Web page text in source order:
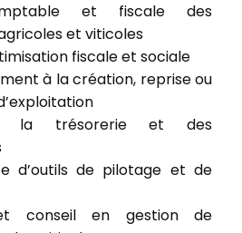
et fiscale des
et viticoles
fiscale et sociale
à la création, reprise ou
la trésorerie et des
d’outils de pilotage et de
conseil en gestion de